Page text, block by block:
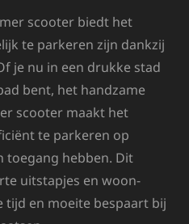
scooter biedt het
te parkeren zijn dankzij
je nu in een drukke stad
bent, het handzame
scooter maakt het
te parkeren op
toegang hebben. Dit
uitstapjes en woon-
tijd en moeite bespaart bij